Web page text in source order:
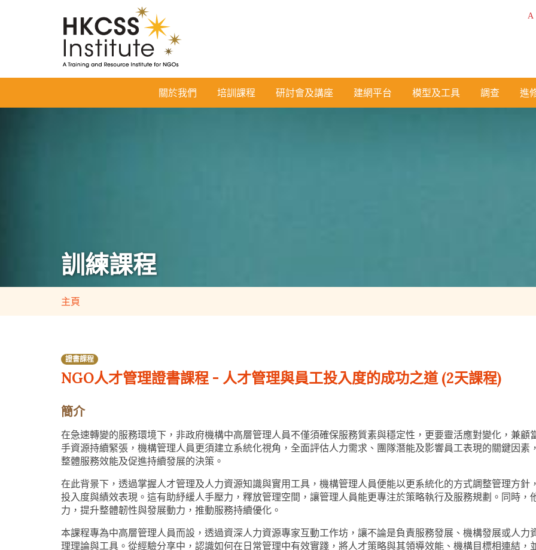
Institute
A
關於我們 培訓課程 研討會及講座 建網平台 模型及工具 調查 進
訓練課程
主頁
證書課程
NGO人才管理證書課程 - 人才管理與員工投入度的成功之道 (2天課程)
簡介
在急速轉變的服務環境下，非政府機構中高層管理人員不僅須確保服務質素與穩定性，更要靈活應對變化，兼
手資源持續緊張，機構管理人員更須建立系統化視角，全面評估人力需求、團隊潛能及影響員工表現的關鍵因
整體服務效能及促進持續發展的決策。
在此背景下，透過掌握人才管理及人力資源知識與實用工具，機構管理人員便能以更系統化的方式調整管理方
投入度與績效表現。這有助紓緩人手壓力，釋放管理空間，讓管理人員能更專注於策略執行及服務規劃。同時
力，提升整體韌性與發展動力，推動服務持續優化。
本課程專為中高層管理人員而設，透過資深人力資源專家互動工作坊，讓不論是負責服務發展、機構發展或人
理理論與工具。從經驗分享中，認識如何在日常管理中有效實踐，將人才策略與其領導效能、機構目標相連結